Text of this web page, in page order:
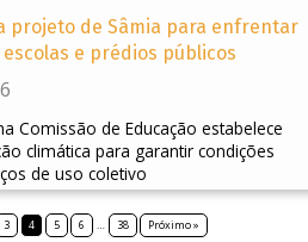
projeto de Sâmia para enfrentar
e prédios públicos
Comissão de Educação estabelece
climática para garantir condições
de uso coletivo
3 4 5 6 … 38 Próximo »